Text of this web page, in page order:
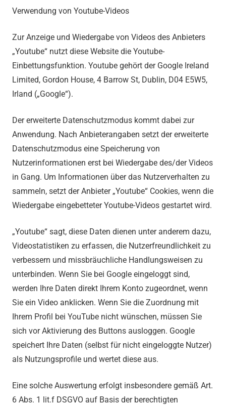
Verwendung von Youtube-Videos
Zur Anzeige und Wiedergabe von Videos des Anbieters
„Youtube“ nutzt diese Website die Youtube-
Einbettungsfunktion. Youtube gehört der Google Ireland
Limited, Gordon House, 4 Barrow St, Dublin, D04 E5W5,
Irland („Google“).
Der erweiterte Datenschutzmodus kommt dabei zur
Anwendung. Nach Anbieterangaben setzt der erweiterte
Datenschutzmodus eine Speicherung von
Nutzerinformationen erst bei Wiedergabe des/der Videos
in Gang. Um Informationen über das Nutzerverhalten zu
sammeln, setzt der Anbieter „Youtube“ Cookies, wenn die
Wiedergabe eingebetteter Youtube-Videos gestartet wird.
„Youtube“ sagt, diese Daten dienen unter anderem dazu,
Videostatistiken zu erfassen, die Nutzerfreundlichkeit zu
verbessern und missbräuchliche Handlungsweisen zu
unterbinden. Wenn Sie bei Google eingeloggt sind,
werden Ihre Daten direkt Ihrem Konto zugeordnet, wenn
Sie ein Video anklicken. Wenn Sie die Zuordnung mit
Ihrem Profil bei YouTube nicht wünschen, müssen Sie
sich vor Aktivierung des Buttons ausloggen. Google
speichert Ihre Daten (selbst für nicht eingeloggte Nutzer)
als Nutzungsprofile und wertet diese aus.
Eine solche Auswertung erfolgt insbesondere gemäß Art.
6 Abs. 1 lit.f DSGVO auf Basis der berechtigten